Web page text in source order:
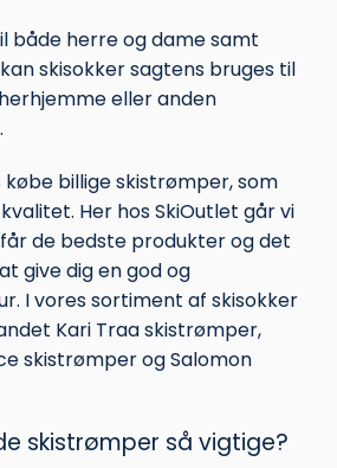
både herre og dame samt
skisokker sagtens bruges til
eller anden
købe billige skistrømper, som
Her hos SkiOutlet går vi
de bedste produkter og det
give dig en god og
I vores sortiment af skisokker
Kari Traa skistrømper,
skistrømper og Salomon
skistrømper så vigtige?